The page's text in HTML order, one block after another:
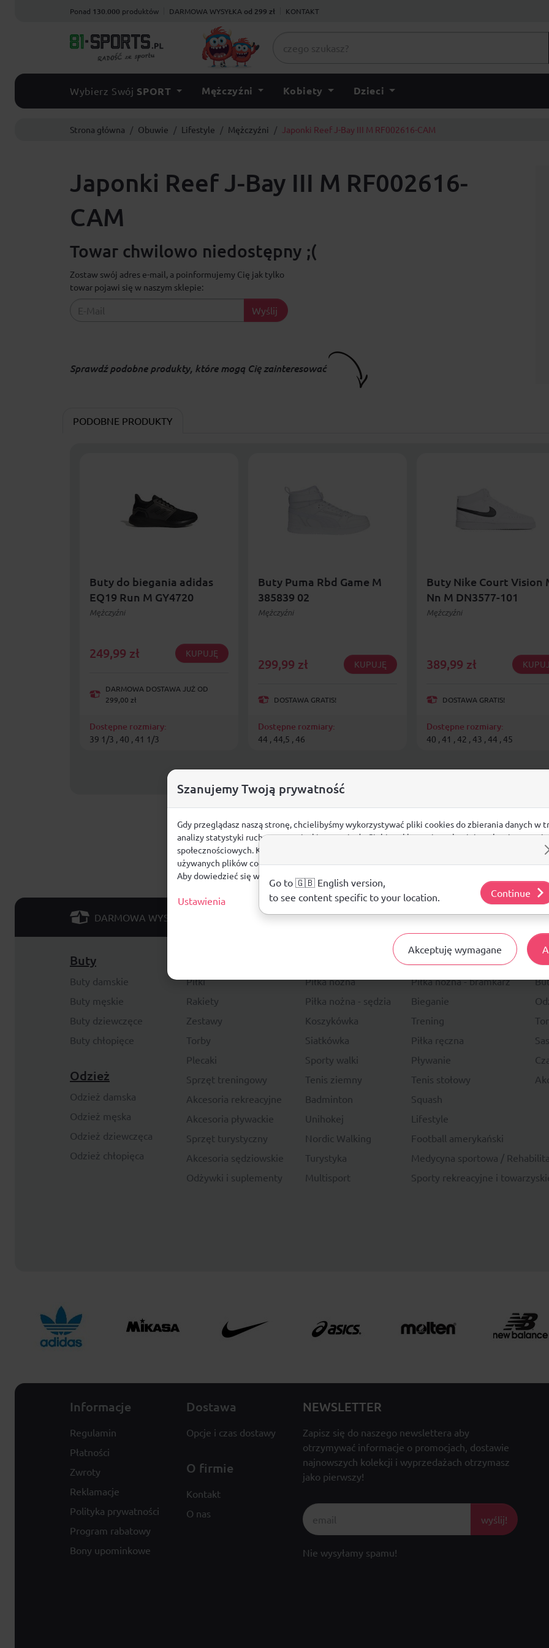
Ponad 130.000 produktów DARMOWA WYSYŁKA od 299 zł KONTAKT
Wybierz Swój SPORT Mężczyźni Kobiety Dzieci
Strona główna Obuwie Lifestyle Mężczyźni Japonki Reef J-Bay III M RF002616-CAM
Japonki Reef J-Bay III M RF002616-
CAM
Towar chwilowo niedostępny ;(
Zostaw swój adres e-mail, a poinformujemy Cię jak tylko
towar pojawi się w naszym sklepie:
Wyślij
Sprawdź podobne produkty, które mogą Cię zainteresować
PODOBNE PRODUKTY
Buty do biegania adidas
EQ19 Run M GY4720
Mężczyźni
249,99 zł KUPUJĘ
DARMOWA DOSTAWA JUŻ OD
299,00 zł
Dostępne rozmiary:
39 1/3 , 40 , 41 1/3
Buty Puma Rbd Game M
385839 02
Mężczyźni
299,99 zł KUPUJĘ
DOSTAWA GRATIS!
Dostępne rozmiary:
44 , 44,5 , 46
Buty Nike Court Vision
Nn M DN3577-101
Mężczyźni
389,99 zł
DOSTAWA GRATIS!
Dostępne rozmiary:
40 , 41 , 42 , 43 , 44 , 45
DARMOWA WYSYŁKA 14 DNINA
Buty
Buty damskie
Buty męskie
Buty dziewczęce
Buty chłopięce
Odzież
Odzież damska
Odzież męska
Odzież dziewczęca
Odzież chłopięca
Piłki
Rakiety
Zestawy
Torby
Plecaki
Sprzęt treningowy
Akcesoria rekreacyjne
Akcesoria pływackie
Sprzęt turystyczny
Akcesoria sędziowskie
Odżywki i suplementy
Piłka nożna
Piłka nożna - bramkarz
Piłka nożna - sędzia
Bieganie
Koszykówka
Trening
Siatkówka
Piłka ręczna
Sporty walki
Pływanie
Tenis ziemny
Tenis stołowy
Badminton
Squash
Unihokej
Lifestyle
Nordic Walking
Football amerykański
Turystyka
Medycyna sportowa /
Multisport
Sporty rekreacyjne i
Informacje
Regulamin
Płatności
Zwroty
Reklamacje
Polityka prywatności
Program rabatowy
Bony upominkowe
Dostawa
Opcje i czas dostawy
O firmie
Kontakt
O nas
NEWSLETTER
Zapisz się do naszego newslettera aby
otrzymywać informacje o promocjach, dostawie
najnowszych kolekcji i wyprzedażach otrzymasz
jako pierwszy!
wyślij!
Nie wysyłamy spamu!
Szanujemy Twoją prywatność
Gdy przeglądasz naszą stronę, chcielibyśmy wykorzystywać pliki cookies do zbierania danych w
analizy statystyki ruchu na stronie, kierowania do Ciebie reklam w innych miejscach w
społecznościowych. Kliknij poniżej, by wyrazić zgodę lub przejdź do ustawień, by dokonać
używanych plików cookies.
Aby dowiedzieć się więcej o plikach cookie i tym, jak wykorzystujemy Twoje dane, odwiedź naszą
Ustawienia
Akceptuję wymagane
Go to 🇬🇧 English version,
to see content specific to your location.
Continue